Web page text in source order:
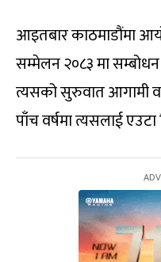
आइतबार काठमाडौंमा
सम्मेलन २०८३ मा
त्यसको सुरुवात आगामी
पाँच वर्षमा त्यसलाई